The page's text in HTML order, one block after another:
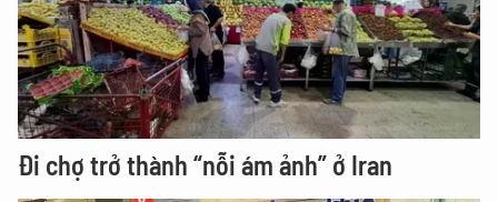
Đi chợ trở thành “nỗi ám ảnh” ở Iran